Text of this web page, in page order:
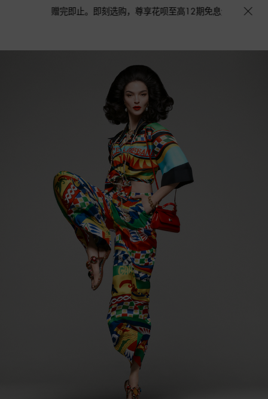
止。即刻选购，尊享花呗至高12期免息分期礼遇，下单即赠倾心之